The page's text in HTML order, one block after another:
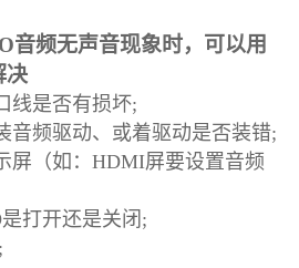
音频无声音现象时，可以用
决
线是否有损坏;
音频驱动、或着驱动是否装错;
屏（如：HDMI屏要设置音频
打开还是关闭;